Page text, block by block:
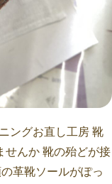
ングお直し工房 靴
せんか 靴の殆どが接
革靴ソールがぽっ